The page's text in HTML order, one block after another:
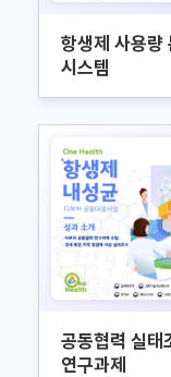
항생제 사용량
시스템
공동협력 실태
연구과제